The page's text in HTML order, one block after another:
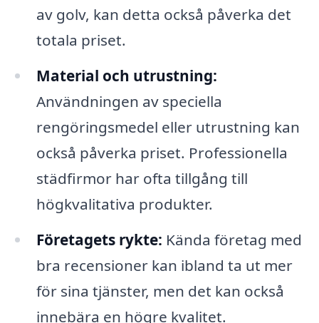
av golv, kan detta också påverka det
totala priset.
Material och utrustning:
Användningen av speciella
rengöringsmedel eller utrustning kan
också påverka priset. Professionella
städfirmor har ofta tillgång till
högkvalitativa produkter.
Företagets rykte: Kända företag med
bra recensioner kan ibland ta ut mer
för sina tjänster, men det kan också
innebära en högre kvalitet.